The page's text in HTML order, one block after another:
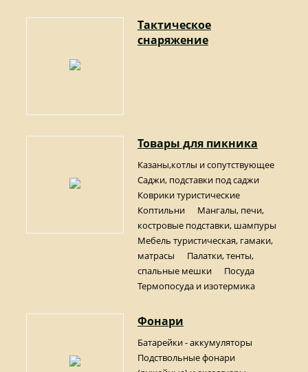
Тактическое
снаряжение
Товары для пикника
Казаны,котлы и сопутствующее
Саджи, подставки под саджи
Коврики туристические
Коптильни
Мангалы, печи,
костровые подставки, шампуры
Мебель туристическая, гамаки,
матрасы
Палатки, тенты,
спальные мешки
Посуда
Термопосуда и изотермика
Фонари
Батарейки - аккумуляторы
Подствольные фонари